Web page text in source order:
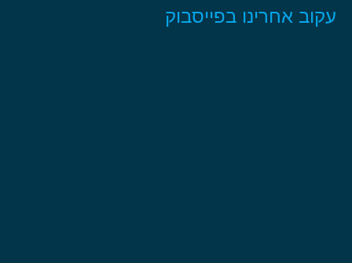
עקוב אחרינו בפייסבוק